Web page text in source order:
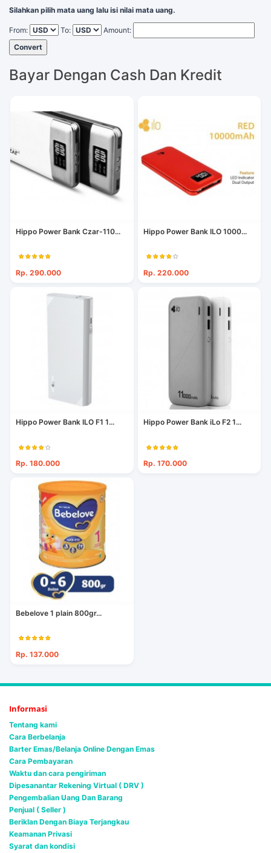
Silahkan pilih mata uang lalu isi nilai mata uang.
From: To:
Amount:
Convert
Bayar Dengan Cash Dan Kredit
Hippo Power Bank Czar-110...
Rp. 290.000
Hippo Power Bank ILO 1000...
Rp. 220.000
Hippo Power Bank ILO F1 1...
Rp. 180.000
Hippo Power Bank iLo F2 1...
Rp. 170.000
Bebelove 1 plain 800gr...
Rp. 137.000
Informasi
Tentang kami
Cara Berbelanja
Barter Emas/Belanja Online Dengan Emas
Cara Pembayaran
Waktu dan cara pengiriman
Dipesanantar Rekening Virtual ( DRV )
Pengembalian Uang Dan Barang
Penjual ( Seller )
Beriklan Dengan Biaya Terjangkau
Keamanan Privasi
Syarat dan kondisi